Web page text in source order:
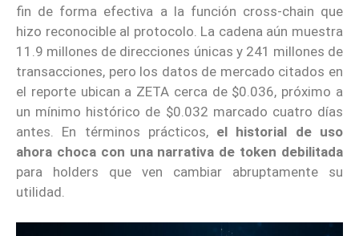
fin de forma efectiva a la función cross-chain que
hizo reconocible al protocolo. La cadena aún muestra
11.9 millones de direcciones únicas y 241 millones de
transacciones, pero los datos de mercado citados en
el reporte ubican a ZETA cerca de $0.036, próximo a
un mínimo histórico de $0.032 marcado cuatro días
antes. En términos prácticos, el historial de uso
ahora choca con una narrativa de token debilitada
para holders que ven cambiar abruptamente su
utilidad.